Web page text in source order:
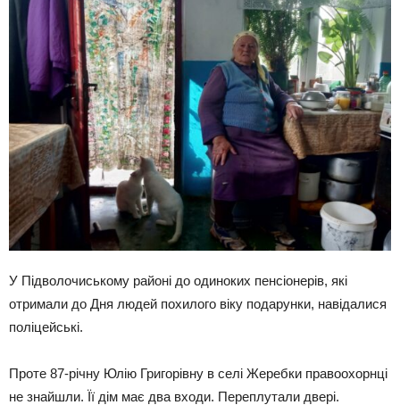
У Підволочиському районі до одиноких пенсіонерів, які
отримали до Дня людей похилого віку подарунки, навідалися
поліцейські.
Проте 87-річну Юлію Григорівну в селі Жеребки правоохорнці
не знайшли. Її дім має два входи. Переплутали двері.